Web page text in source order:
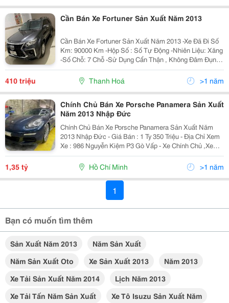
Cần Bán Xe Fortuner Sản Xuất Năm 2013
Cần Bán Xe Fortuner Sản Xuất Năm 2013 -Xe Đã Đi Số
Km: 90000 Km -Hộp Số : Số Tự Động -Nhiên Liệu: Xăng
-Số Chỗ: 7 Chỗ -Sử Dụng Cẩn Thận , Không Đâm Đụng ,
- Giá Bán: 410 Triệu - Địa Chỉ Xem Xe: Thị Trấn Hà Trung
, Thanh Hóa =≫ Liên...
410 triệu Thanh Hoá >1 năm
Chính Chủ Bán Xe Porsche Panamera Sản Xuất
Năm 2013 Nhập Đức
Chính Chủ Bán Xe Porsche Panamera Sản Xuất Năm
2013 Nhập Đức - Giá Bán : 1 Ty 350 Triệu - Địa Chỉ Xem
Xe : 986 Nguyễn Kiệm P3 Gò Vấp - Xe Chính Chủ ,Xe
Đẹp Chắc Khoẻ, Ko Lỗi, Ko Đâm Đụng Ko Ngập Nước -
1,35 tỷ Hồ Chí Minh >1 năm
1
Bạn có muốn tìm thêm
Sản Xuất Năm 2013
Năm Sản Xuất
Năm Sản Xuất Oto
Xe Sản Xuất 2013
Năm 2013
Xe Tải Sản Xuất Năm 2014
Lịch Năm 2013
Xe Tải Tấn Năm Sản Xuất
Xe Tô Isuzu Sản Xuất Năm